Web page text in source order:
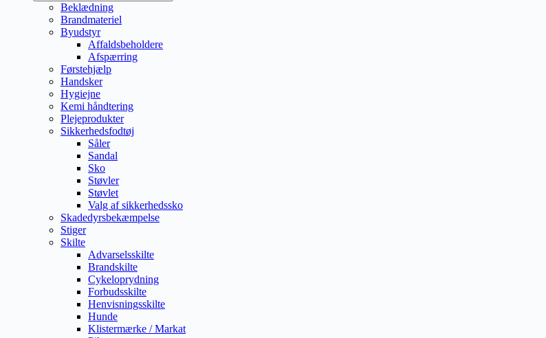
Beklædning
Brandmateriel
Byudstyr
Affaldsbeholdere
Afspærring
Førstehjælp
Handsker
Hygiejne
Kemi håndtering
Plejeprodukter
Sikkerhedsfodtøj
Såler
Sandal
Sko
Støvler
Støvlet
Valg af sikkerhedssko
Skadedyrsbekæmpelse
Stiger
Skilte
Advarselsskilte
Brandskilte
Cykeloprydning
Forbudsskilte
Henvisningsskilte
Hunde
Klistermærke / Markat